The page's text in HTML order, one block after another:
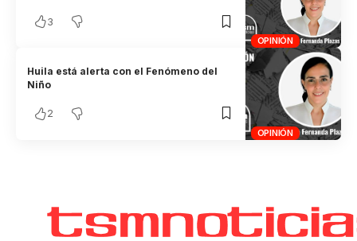
OPINIÓN
3
OPINIÓN
Huila está alerta con el Fenómeno del
Niño
2